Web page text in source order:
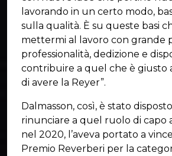
lavorando in un certo modo,
sulla qualità. È su queste basi
mettermi al lavoro con grande
professionalità, dedizione e
contribuire a quel che è giusto
di avere la Reyer”.
Dalmasson, così, è stato
rinunciare a quel ruolo di capo
nel 2020, l’aveva portato a
Premio Reverberi per la